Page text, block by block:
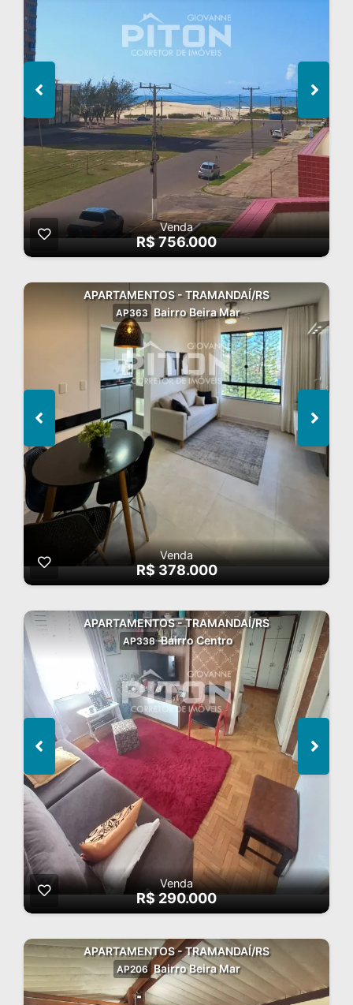
Venda
R$ 756.000
APARTAMENTOS - TRAMANDAÍ/RS
AP363 Bairro Beira Mar
Venda
R$ 378.000
APARTAMENTOS - TRAMANDAÍ/RS
AP338 Bairro Centro
Venda
R$ 290.000
APARTAMENTOS - TRAMANDAÍ/RS
AP206 Bairro Beira Mar